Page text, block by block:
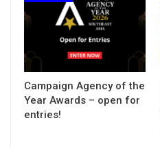
Campaign Agency of the
Year Awards – open for
entries!